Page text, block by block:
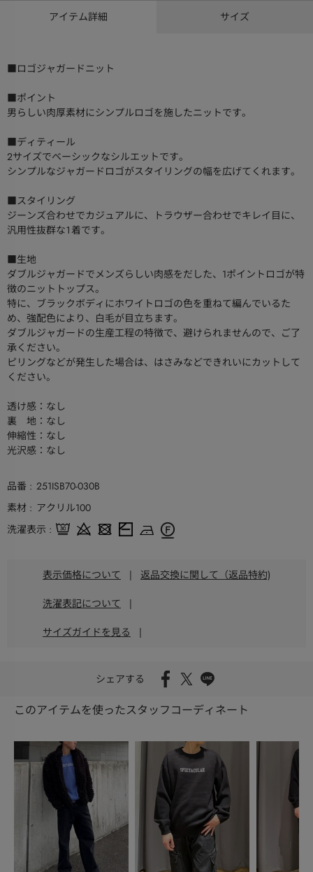
アイテム詳細 サイズ
■ロゴジャガードニット
■ポイント
男らしい肉厚素材にシンプルロゴを施したニットです。
■ディティール
2サイズでベーシックなシルエットです。
シンプルなジャガードロゴがスタイリングの幅を広げてくれます。
■スタイリング
ジーンズ合わせでカジュアルに、トラウザー合わせでキレイ目に、
汎用性抜群な１着です。
■生地
ダブルジャガードでメンズらしい肉感をだした、1ポイントロゴが特
徴のニットトップス。
特に、ブラックボディにホワイトロゴの色を重ねて編んでいるた
め、強配色により、白毛が目立ちます。
ダブルジャガードの生産工程の特徴で、避けられませんので、ご了
承ください。
ピリングなどが発生した場合は、はさみなどできれいにカットして
ください。
透け感：なし
裏 地：なし
伸縮性：なし
光沢感：なし
品番
251ISB70-030B
素材
アクリル100
洗濯表示
表示価格について | 返品交換に関して（返品特約)
洗濯表記について |
サイズガイドを見る |
シェアする
このアイテムを使ったスタッフコーディネート